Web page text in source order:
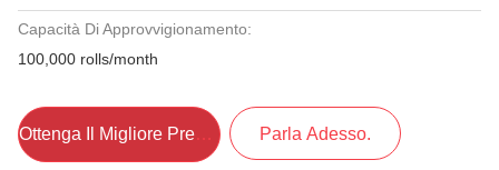
Capacità Di Approvvigionamento:
100,000 rolls/month
Ottenga Il Migliore Prezzo Parla Adesso.